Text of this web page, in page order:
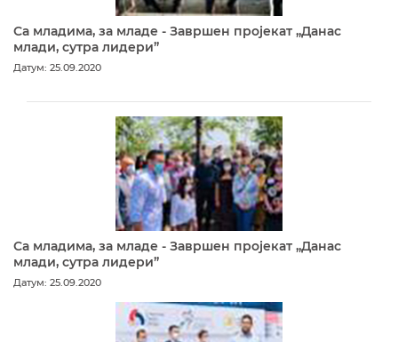
Са младима, за младе - Завршен пројекат „Данас
млади, сутра лидери”
Датум: 25.09.2020
Са младима, за младе - Завршен пројекат „Данас
млади, сутра лидери”
Датум: 25.09.2020